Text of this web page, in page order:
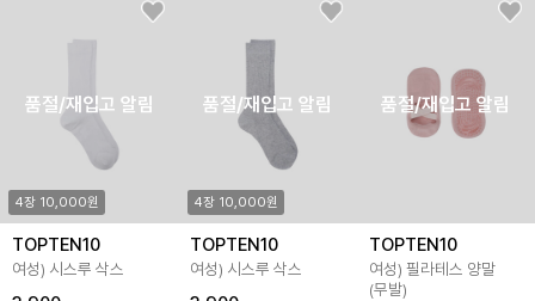
품절/재입고 알림
4장 10,000원
TOPTEN10
여성) 시스루 삭스
품절/재입고 알림
4장 10,000원
TOPTEN10
여성) 시스루 삭스
품절/재입고 알림
TOPTEN10
여성) 필라테스 양말
(무발)